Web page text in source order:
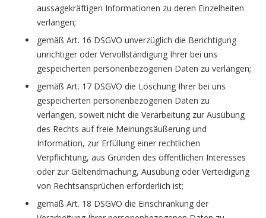
aussagekräftigen Informationen zu deren Einzelheiten
verlangen;
gemäß Art. 16 DSGVO unverzüglich die Berichtigung
unrichtiger oder Vervollständigung Ihrer bei uns
gespeicherten personenbezogenen Daten zu verlangen;
gemäß Art. 17 DSGVO die Löschung Ihrer bei uns
gespeicherten personenbezogenen Daten zu
verlangen, soweit nicht die Verarbeitung zur Ausübung
des Rechts auf freie Meinungsäußerung und
Information, zur Erfüllung einer rechtlichen
Verpflichtung, aus Gründen des öffentlichen Interesses
oder zur Geltendmachung, Ausübung oder Verteidigung
von Rechtsansprüchen erforderlich ist;
gemäß Art. 18 DSGVO die Einschränkung der